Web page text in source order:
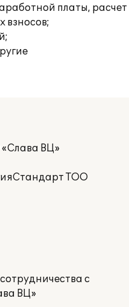
платы, расчет
взносов;
ВЦ»
ТОО
с
ВЦ»